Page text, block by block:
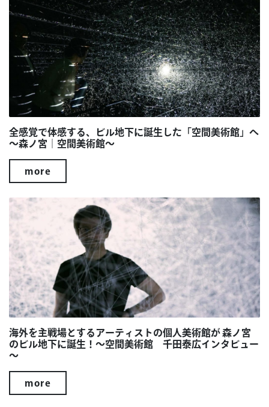
全感覚で体感する、ビル地下に誕生した「空間美術館」へ
～森ノ宮｜空間美術館～
more
海外を主戦場とするアーティストの個人美術館が 森ノ宮
のビル地下に誕生！～空間美術館 千田泰広インタビュー
～
more